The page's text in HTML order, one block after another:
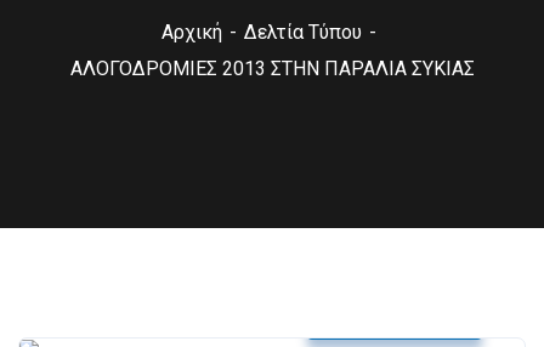
Αρχική
Δελτία Τύπου
ΑΛΟΓΟΔΡΟΜΙΕΣ 2013 ΣΤΗΝ ΠΑΡΑΛΙΑ ΣΥΚΙΑΣ